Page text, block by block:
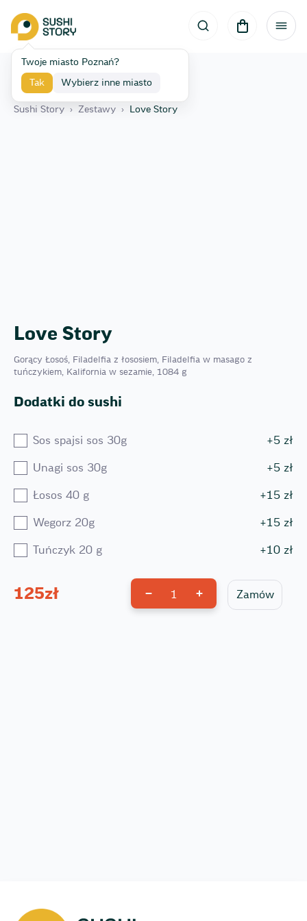
Twoje miasto Poznań?
Tak Wybierz inne miasto
Wróć
Sushi Story › Zestawy › Love Story
Love Story
Gorący Łosoś, Filadelfia z łososiem, Filadelfia w masago z
tuńczykiem, Kalifornia w sezamie, 1084 g
Dodatki do sushi
Sos spajsi sos 30g +5 zł
Unagi sos 30g +5 zł
Łosos 40 g +15 zł
Wegorz 20g +15 zł
Tuńczyk 20 g +10 zł
125zł 1 Zamów